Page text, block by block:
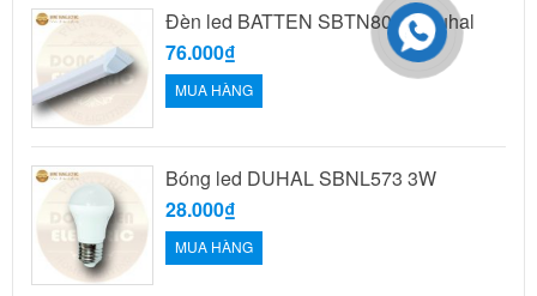
Đèn led BATTEN SBTN809 – Duhal
76.000₫
MUA HÀNG
Bóng led DUHAL SBNL573 3W
28.000₫
MUA HÀNG